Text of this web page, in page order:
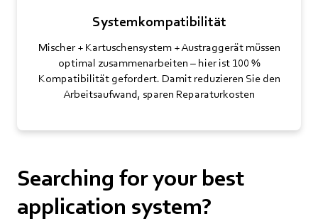
Systemkompatibilität
Mischer + Kartuschensystem + Austraggerät müssen
optimal zusammenarbeiten – hier ist 100 %
Kompatibilität gefordert. Damit reduzieren Sie den
Arbeitsaufwand, sparen Reparaturkosten
Searching for your best
application system?